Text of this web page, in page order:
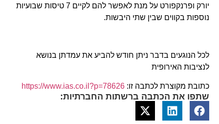
יורק ופרנקפורט על מנת לאפשר להם לקיים 7 טיסות שבועיות
נוספות בקווים שבין שתי היבשות.
לכל הנוגעים בדבר ניתן חודש להביע את עמדתן בנושא
לנציבות האירופית
כתובת מקוצרת לכתבה זו: https://www.ias.co.il?p=78626
שתפו את הכתבה ברשתות החברתיות: